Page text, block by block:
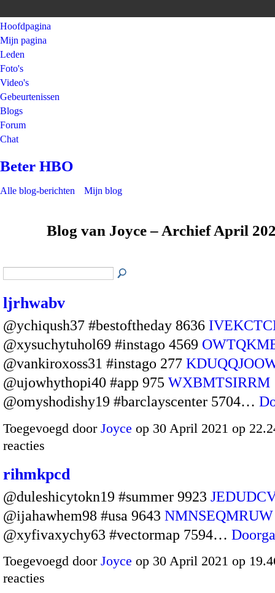
Hoofdpagina
Mijn pagina
Leden
Foto's
Video's
Gebeurtenissen
Blogs
Forum
Chat
Beter HBO
Alle blog-berichten Mijn blog
Blog van Joyce – Archief April
ljrhwabv
@ychiqush37 #bestoftheday 8636
@xysuchytuhol69 #instago 4569
@vankiroxoss31 #instago 277
@ujowhythopi40 #app 975 WXBMTSIRRM
@omyshodishy19 #barclayscenter 5704…
Toegevoegd door Joyce op 30 April 2021 op
reacties
rihmkpcd
@duleshicytokn19 #summer 9923
@ijahawhem98 #usa 9643 NMNSEQMRUW
@xyfivaxychy63 #vectormap 7594…
Toegevoegd door Joyce op 30 April 2021 op
reacties